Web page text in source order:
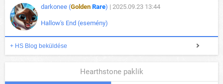
darkonee (Golden Rare) | 2025.09.23 13:44
Hallow's End (esemény)
+ HS Blog beküldése
Hearthstone paklik